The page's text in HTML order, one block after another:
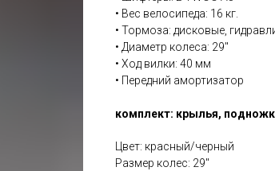
• Вес велосипеда: 16 кг.
• Тормоза: дисковые,
• Диаметр колеса: 29''
• Ход вилки: 40 мм
• Передний амортизатор
комплект: крылья,
Цвет: красный/черный
Размер колес: 29''